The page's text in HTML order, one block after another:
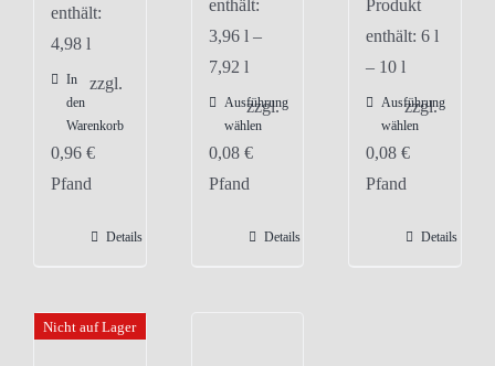
enthält:
4,98 l
In
den
Warenkorb
zzgl.
0,96 €
Pfand
Details
enthält:
3,96 l –
7,92 l
Ausführung
wählen
Dieses
Produkt
Varianten
zzgl.
0,08 €
Pfand
Details
Produkt
enthält: 6l
– 10l
Ausführung
wählen
Dieses
Produkt
Varianten
zzgl.
0,08€
Pfand
Details
Nicht auf Lager